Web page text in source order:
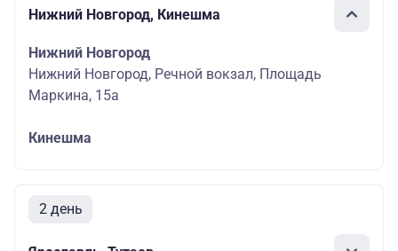
Нижний Новгород, Кинешма
Нижний Новгород
Нижний Новгород, Речной вокзал, Площадь
Маркина, 15а
Кинешма
2 день